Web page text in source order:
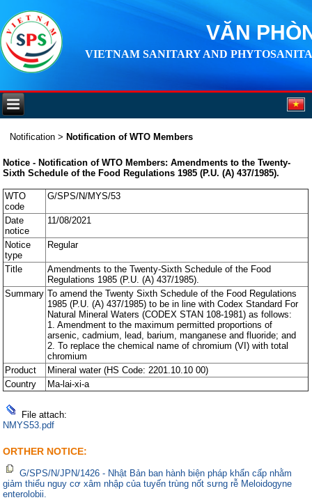
VĂN
VIETNAM SANITARY AND
Notification > Notification of WTO Members
Notice - Notification of WTO Members: Amendments to the Twenty-
Sixth Schedule of the Food Regulations 1985 (P.U. (A) 437/1985).
WTO
code
G/SPS/N/MYS/53
Date
notice
11/08/2021
Notice
type
Regular
Title
Amendments to the Twenty-Sixth Schedule of the Food
Regulations 1985 (P.U. (A) 437/1985).
Summary To amend the Twenty Sixth Schedule of the Food Regulations
1985 (P.U. (A) 437/1985) to be in line with Codex Standard For
Natural Mineral Waters (CODEX STAN 108-1981) as follows:
1. Amendment to the maximum permitted proportions of
arsenic, cadmium, lead, barium, manganese and fluoride; and
2. To replace the chemical name of chromium (VI) with total
chromium
Product
Mineral water (HS Code: 2201.10.10 00)
Country
Ma-lai-xi-a
File attach:
NMYS53.pdf
ORTHER NOTICE:
G/SPS/N/JPN/1426 - Nhật Bản ban hành biện pháp khẩn cấp nhằm
giảm thiểu nguy cơ xâm nhập của tuyến trùng nốt sưng rễ Meloidogyne
enterolobii.